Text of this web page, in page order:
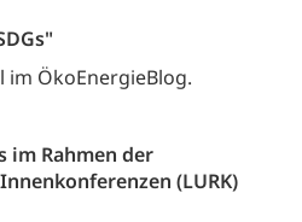
im ÖkoEnergieBlog.
im Rahmen der
(LURK)